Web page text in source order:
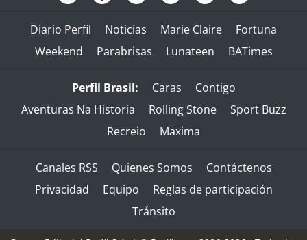
Diario Perfil Noticias Marie Claire
Fortuna
Weekend
Parabrisas Lunateen BATimes
Perfil Brasil: Caras
Contigo
Aventuras Na Historia
Rolling Stone
Sport Buzz
Recreio
Maxima
Canales RSS Quienes Somos
Contáctenos
Privacidad
Equipo
Reglas de participación
Tránsito